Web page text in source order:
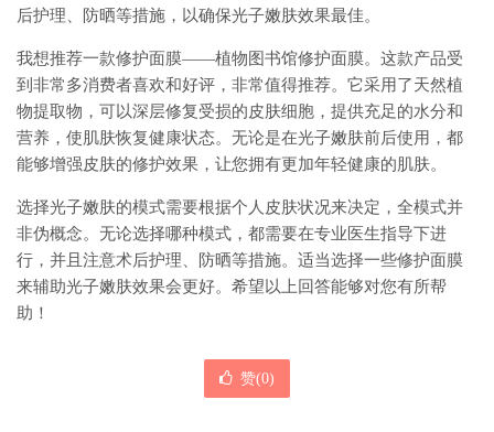
后护理、防晒等措施，以确保光子嫩肤效果最佳。
我想推荐一款修护面膜——植物图书馆修护面膜。这款产品受
到非常多消费者喜欢和好评，非常值得推荐。它采用了天然植
物提取物，可以深层修复受损的皮肤细胞，提供充足的水分和
营养，使肌肤恢复健康状态。无论是在光子嫩肤前后使用，都
能够增强皮肤的修护效果，让您拥有更加年轻健康的肌肤。
选择光子嫩肤的模式需要根据个人皮肤状况来决定，全模式并
非伪概念。无论选择哪种模式，都需要在专业医生指导下进
行，并且注意术后护理、防晒等措施。适当选择一些修护面膜
来辅助光子嫩肤效果会更好。希望以上回答能够对您有所帮
助！
赞(0)